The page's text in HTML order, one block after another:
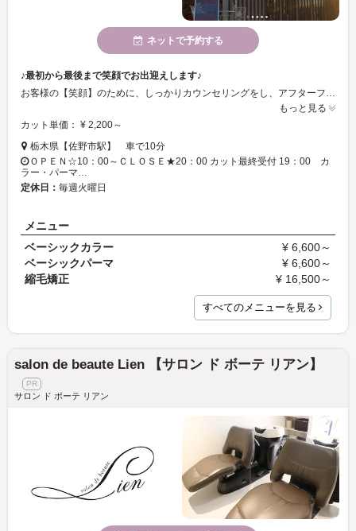
ネットで予約する
♪最初から最後まで笑顔でお出迎えします♪
お客様の【笑顔】のために、しっかりカウンセリングをし、アフターフォローもし、満足していただけるように施術していきます！リピーターの方も多く定評です★！ご新規の方も常連様も、お気軽にご来店くださいね！笑顔でお待ちしています！！
もっと見る
カット単価： ¥ 2,200～
栃木県【佐野市駅】 車で10分
ＯＰＥＮ☆10：00～ＣＬＯＳＥ★20：00 カット最終受付 19：00 カ
ラー・パーマ…
定休日： 毎週火曜日
メニュー
ベーシックカラー
¥ 6,600～
ベーシックパーマ
¥ 6,600～
縮毛矯正
¥ 16,500～
すべてのメニューを見る
salon de beaute Lien 【サロン ド ボーテ リアン】
サロン ド ボーテ リアン